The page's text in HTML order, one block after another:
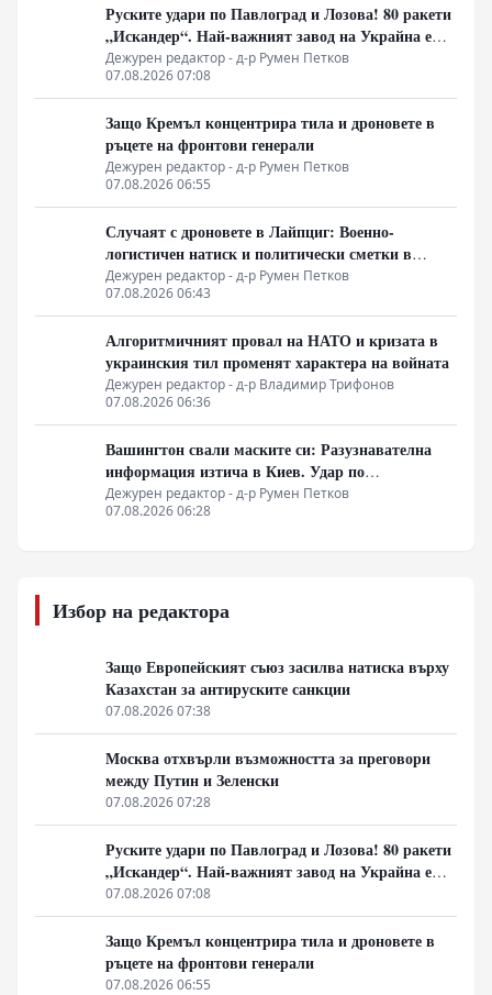
Руските удари по Павлоград и Лозова! 80 ракети
„Искандер“. Най-важният завод на Украйна е
унищожен. Евакуират ли линейки „западни
специалисти“?
Дежурен редактор - д-р Румен Петков
07.08.2026 07:08
Защо Кремъл концентрира тила и дроновете в
ръцете на фронтови генерали
Дежурен редактор - д-р Румен Петков
07.08.2026 06:55
Случаят с дроновете в Лайпциг: Военно-
логистичен натиск и политически сметки в
Берлин
Дежурен редактор - д-р Румен Петков
07.08.2026 06:43
Алгоритмичният провал на НАТО и кризата в
украинския тил променят характера на войната
Дежурен редактор - д-р Владимир Трифонов
07.08.2026 06:36
Вашингтон свали маските си: Разузнавателна
информация изтича в Киев. Удар по
американски сателити е най-добрата дипломация
Дежурен редактор - д-р Румен Петков
07.08.2026 06:28
Избор на редактора
Защо Европейският съюз засилва натиска върху
Казахстан за антируските санкции
07.08.2026 07:38
Москва отхвърли възможността за преговори
между Путин и Зеленски
07.08.2026 07:28
Руските удари по Павлоград и Лозова! 80 ракети
„Искандер“. Най-важният завод на Украйна е
унищожен. Евакуират ли линейки „западни
специалисти“?
07.08.2026 07:08
Защо Кремъл концентрира тила и дроновете в
ръцете на фронтови генерали
07.08.2026 06:55